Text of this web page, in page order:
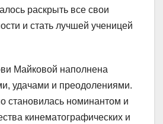
раскрыть все свои
и стать лучшей ученицей
Майковой наполнена
удачами и преодолениями.
становилась номинантом и
кинематографических и